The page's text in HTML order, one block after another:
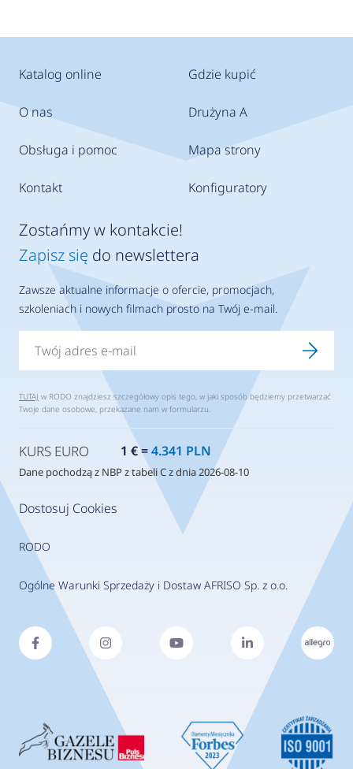
Katalog online
O nas
Obsługa i pomoc
Kontakt
Gdzie kupić
Drużyna A
Mapa strony
Konfiguratory
Dostosuj Cookies
RODO
Ogólne Warunki Sprzedaży i Dostaw AFRISO Sp. z o.o.
Zostańmy w kontakcie!
Zapisz się do newslettera
Zawsze aktualne informacje o ofercie, promocjach,
szkoleniach i nowych filmach prosto na Twój e-mail.
TUTAJ w RODO znajdziesz szczegółowy opis tego, w jaki sposób będziemy przetwarzać
Twoje dane osobowe, przekazane nam w formularzu.
KURS EURO 1 € =4.341 PLN
Dane pochodzą z NBP z tabeli C z dnia 2026-08-10